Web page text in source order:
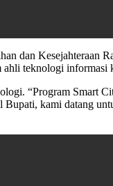
dan Kesejahteraan
teknologi informasi
“Program Smart
Bupati, kami datang